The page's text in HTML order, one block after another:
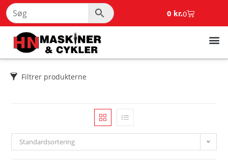
0 kr.0
Filtrer produkterne
Standardsortering